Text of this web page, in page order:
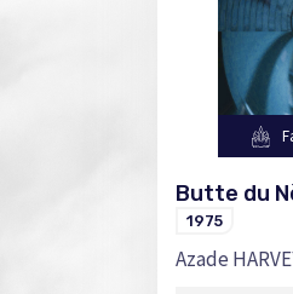
Butte du
1975
Azade